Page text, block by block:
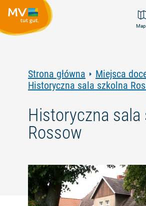
Strona główna
Miejsca
Historyczna sala szkolna
Historyczna sala
Rossow